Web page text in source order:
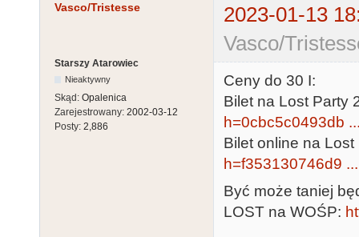
Vasco/Tristesse
2023-01-13
Vasco/
Starszy Atarowiec
Nieaktywny
Skąd: Opalenica
Zarejestrowany: 2002-03-12
Posty: 2,886
Ceny do 30 I:
Bilet na Lost Party
h=0cbc5c0493db
Bilet online na
h=f353130746d9
Być może taniej
LOST na WOŚP: